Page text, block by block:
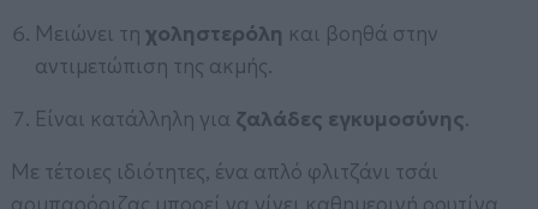
Μειώνει τηχοληστερόλη και βοηθά στην
αντιμετώπιση της ακμής.
Είναι κατάλληλη για ζαλάδες εγκυμοσύνης.
Με τέτοιες ιδιότητες, ένα απλό φλιτζάνι τσάι